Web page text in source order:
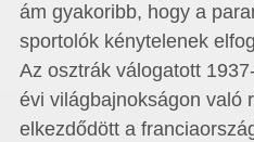
ám gyakoribb, hogy a
sportolók kénytelenek
Az osztrák válogatott
évi világbajnokságon való
elkezdődött a